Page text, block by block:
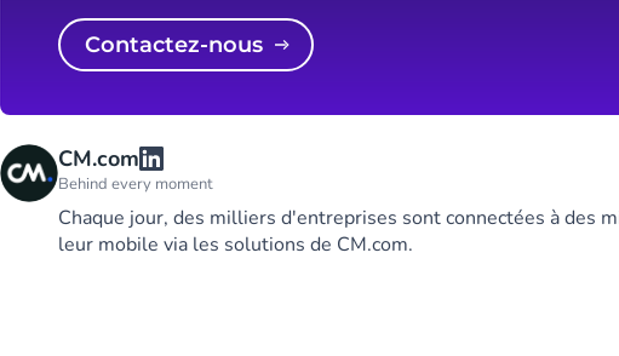
Contactez-nous
CM.com
Behind every moment
Chaque jour, des milliers d'entreprises sont connectées à des
leur mobile via les solutions de CM.com.